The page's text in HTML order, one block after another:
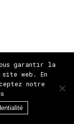
garantir la
web. En
notre